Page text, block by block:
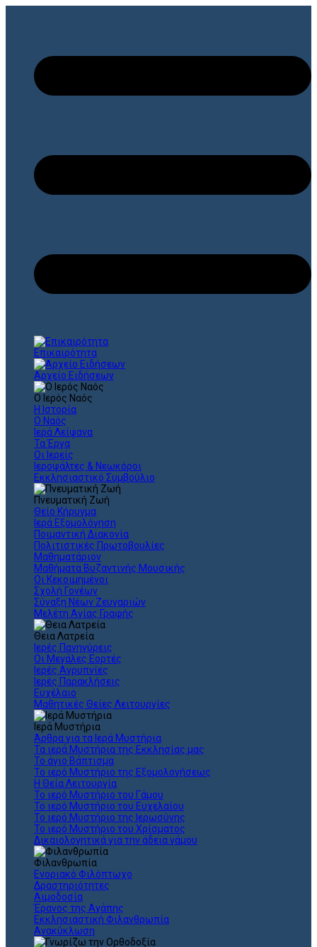
Επικαιρότητα
Αρχείο Ειδήσεων
Ο Ιερός Ναός
Η Ιστορία
Ο Ναός
Ιερά Λείψανα
Τα Έργα
Οι Ιερείς
Ιεροψάλτες & Νεωκόροι
Εκκλησιαστικό Συμβούλιο
Πνευματική Ζωή
Θείο Κήρυγμα
Ιερά Εξομολόγηση
Ποιμαντική Διακονία
Πολιτιστικές Πρωτοβουλίες
Μαθηματάριον
Μαθήματα Βυζαντινής Μουσικής
Οι Κεκοιμημένοι
Σχολή Γονέων
Σύναξη Νέων Ζευγαριών
Μελέτη Αγίας Γραφής
Θεια Λατρεία
Ιερές Πανηγύρεις
Οι Μεγάλες Εορτές
Ιερές Αγρυπνίες
Ιερές Παρακλήσεις
Ευχέλαιο
Μαθητικές Θείες Λειτουργίες
Ιερά Μυστήρια
Άρθρα για τα Ιερά Μυστήρια
Τα ιερά Μυστήρια της Εκκλησίας μας
Το άγιο Βάπτισμα
Το ιερό Μυστήριο της Εξομολογήσεως
Η Θεία Λειτουργία
Το ιερό Μυστήριο του Γάμου
Το ιερό Μυστήριο του Ευχελαίου
Το ιερό Μυστήριο της Ιερωσύνης
Το ιερό Μυστήριο του Χρίσματος
Δικαιολογητικά για την άδεια γάμου
Φιλανθρωπία
Ενοριακό Φιλόπτωχο
Δραστηριότητες
Αιμοδοσία
Έρανος της Αγάπης
Εκκλησιαστική Φιλανθρωπία
Ανακύκλωση